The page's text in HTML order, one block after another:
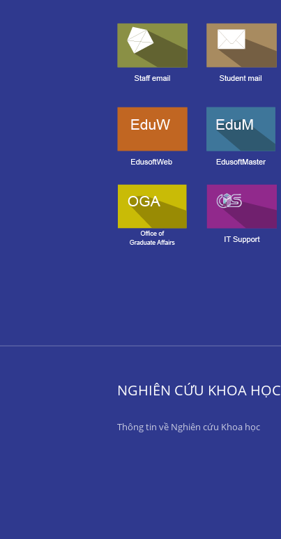
NGHIÊN CỨU KHOA HỌC
Thông tin về Nghiên cứu Khoa học